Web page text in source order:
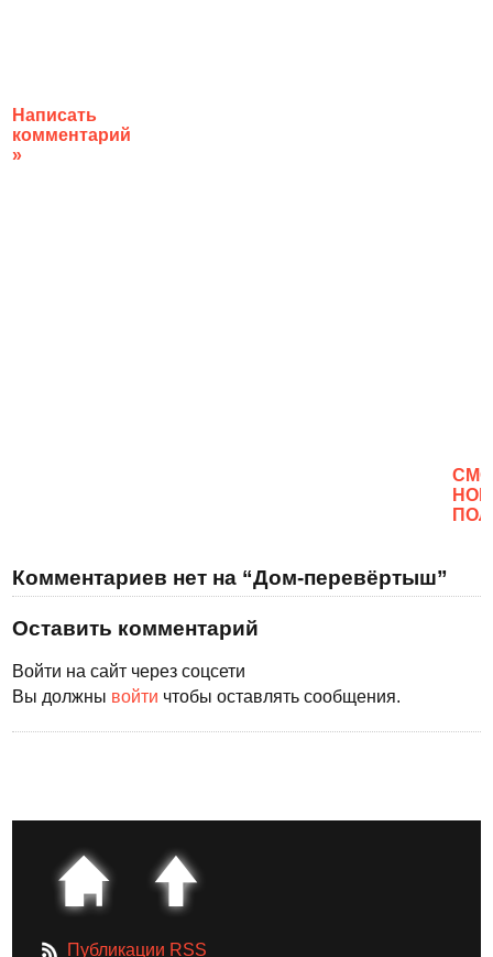
Написать
комментарий
»
Комментариев нет на “Дом-перевёртыш”
Оставить комментарий
Войти на сайт через соцсети
Вы должны войти чтобы оставлять сообщения.
Публикации RSS